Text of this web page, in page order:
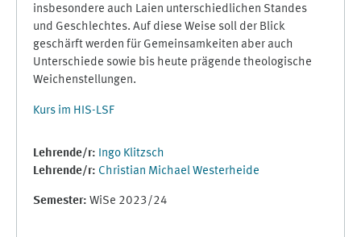
insbesondere auch Laien unterschiedlichen Standes
und Geschlechtes. Auf diese Weise soll der Blick
geschärft werden für Gemeinsamkeiten aber auch
Unterschiede sowie bis heute prägende theologische
Weichenstellungen.
Kurs im HIS-LSF
Lehrende/r: Ingo Klitzsch
Lehrende/r: Christian Michael Westerheide
Semester: WiSe 2023/24